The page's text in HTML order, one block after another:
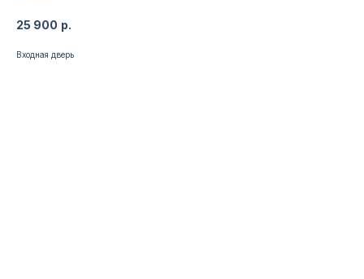
25 900 р.
Входная дверь